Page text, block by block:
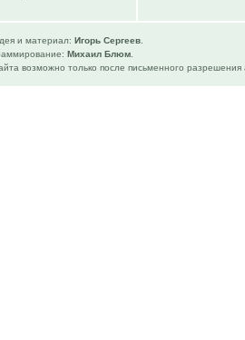
и материал: Игорь Сергеев
Михаил Блюм
возможно только после письменного разрешения